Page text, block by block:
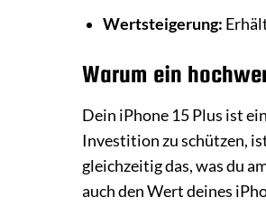
Wertsteigerung:
Warum ein
Dein iPhone 15 Plus ist
Investition zu schützen,
gleichzeitig das, was du
auch den Wert deines